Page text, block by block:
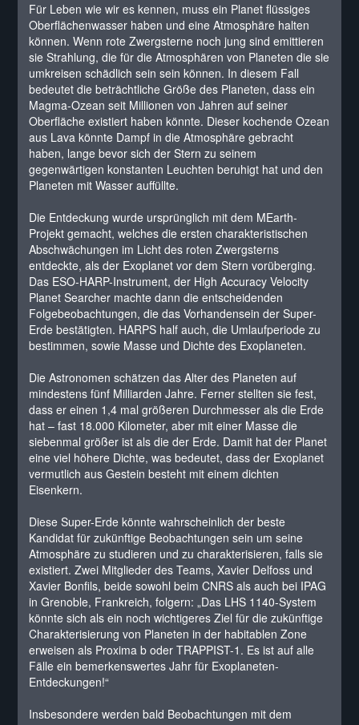
Für Leben wie wir es kennen, muss ein Planet flüssiges
Oberflächenwasser haben und eine Atmosphäre halten
können. Wenn rote Zwergsterne noch jung sind emittieren
sie Strahlung, die für die Atmosphären von Planeten die sie
umkreisen schädlich sein sein können. In diesem Fall
bedeutet die beträchtliche Größe des Planeten, dass ein
Magma-Ozean seit Millionen von Jahren auf seiner
Oberfläche existiert haben könnte. Dieser kochende Ozean
aus Lava könnte Dampf in die Atmosphäre gebracht
haben, lange bevor sich der Stern zu seinem
gegenwärtigen konstanten Leuchten beruhigt hat und den
Planeten mit Wasser auffüllte.
Die Entdeckung wurde ursprünglich mit dem MEarth-
Projekt gemacht, welches die ersten charakteristischen
Abschwächungen im Licht des roten Zwergsterns
entdeckte, als der Exoplanet vor dem Stern vorüberging.
Das ESO-HARP-Instrument, der High Accuracy Velocity
Planet Searcher machte dann die entscheidenden
Folgebeobachtungen, die das Vorhandensein der Super-
Erde bestätigten. HARPS half auch, die Umlaufperiode zu
bestimmen, sowie Masse und Dichte des Exoplaneten.
Die Astronomen schätzen das Alter des Planeten auf
mindestens fünf Milliarden Jahre. Ferner stellten sie fest,
dass er einen 1,4 mal größeren Durchmesser als die Erde
hat – fast 18.000 Kilometer, aber mit einer Masse die
siebenmal größer ist als die der Erde. Damit hat der Planet
eine viel höhere Dichte, was bedeutet, dass der Exoplanet
vermutlich aus Gestein besteht mit einem dichten
Eisenkern.
Diese Super-Erde könnte wahrscheinlich der beste
Kandidat für zukünftige Beobachtungen sein um seine
Atmosphäre zu studieren und zu charakterisieren, falls sie
existiert. Zwei Mitglieder des Teams, Xavier Delfoss und
Xavier Bonfils, beide sowohl beim CNRS als auch bei IPAG
in Grenoble, Frankreich, folgern: „Das LHS 1140-System
könnte sich als ein noch wichtigeres Ziel für die zukünftige
Charakterisierung von Planeten in der habitablen Zone
erweisen als Proxima b oder TRAPPIST-1. Es ist auf alle
Fälle ein bemerkenswertes Jahr für Exoplaneten-
Entdeckungen!“
Insbesondere werden bald Beobachtungen mit dem